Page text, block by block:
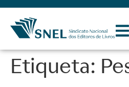
Etiqueta: